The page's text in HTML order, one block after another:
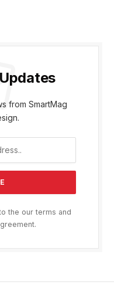
from SmartMag
the our terms and